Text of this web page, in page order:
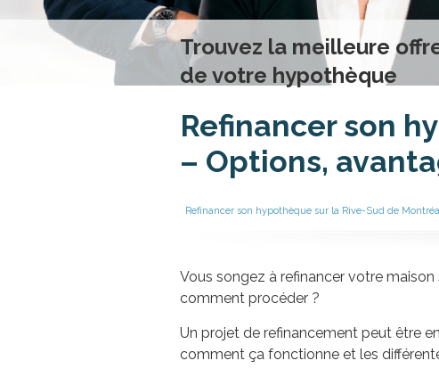
Trouvez la meilleure
de votre hypothèque
Refinancer son
– Options,
Refinancer son hypothèque sur la Rive-Sud de
Vous songez à refinancer votre
comment procéder ?
Un projet de refinancement peut être
comment ça fonctionne et les